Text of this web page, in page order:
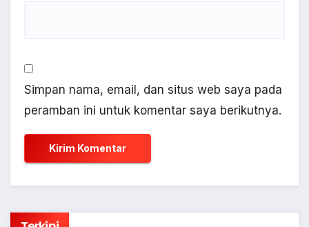
Simpan nama, email, dan situs web saya pada
peramban ini untuk komentar saya berikutnya.